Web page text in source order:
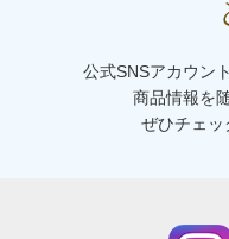
公式SNSアカウン
商品情報を
ぜひチェッ